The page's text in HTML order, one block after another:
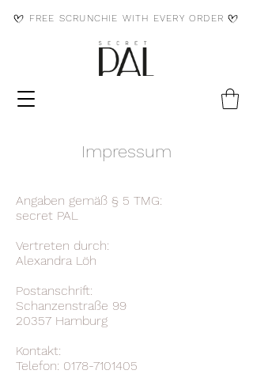
FREE SCRUNCHIE WITH EVERY ORDER
Impressum
Angaben gemäß § 5 TMG:
secret PAL
Vertreten durch:
Alexandra Löh
Postanschrift:
Schanzenstraße 99
20357 Hamburg
Kontakt:
Telefon: 0178-7101405